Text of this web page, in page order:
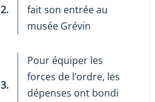
2.
fait son entrée au
musée Grévin
3.
Pour équiper les
forces de l’ordre, les
dépenses ont bondi